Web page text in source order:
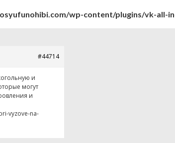
wp-content/plugins/vk-all-
#44714
и
могут
и
vyzove-na-